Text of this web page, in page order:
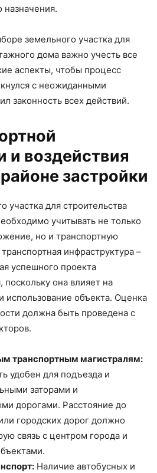
назначения.
земельного участка для
дома важно учесть все
аспекты, чтобы процесс
с неожиданными
законность всех действий.
и воздействия
застройки
участка для строительства
учитывать не только
но и транспортную
инфраструктура –
успешного проекта
поскольку она влияет на
использование объекта. Оценка
должна быть проведена с
транспортным магистралям:
удобен для подъезда и
заторами и
дорогами. Расстояние до
городских дорог должно
связь с центром города и
Наличие автобусных и